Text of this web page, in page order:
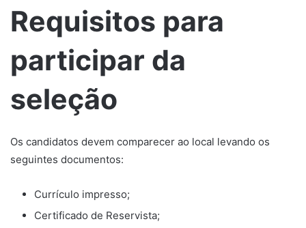
Requisitos para
participar da
seleção
Os candidatos devem comparecer ao local levando os
seguintes documentos:
Currículo impresso;
Certificado de Reservista;